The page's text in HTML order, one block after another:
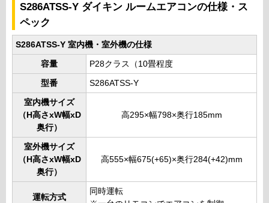
S286ATSS-Y ダイキン ルームエアコンの仕様・ス
ペック
S286ATSS-Y 室内機・室外機の仕様
容量 P28クラス（10畳程度
型番 S286ATSS-Y
室内機サイズ
（H高さxW幅xD
奥行）
高295×幅798×奥行185mm
室外機サイズ
（H高さxW幅xD
奥行）
高555×幅675(+65)×奥行284(+42)mm
運転方式
同時運転